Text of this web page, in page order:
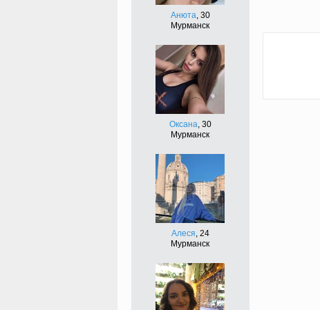
Анюта, 30
Мурманск
Оксана, 30
Мурманск
Алеся, 24
Мурманск